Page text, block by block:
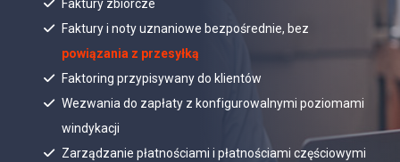
Faktury zbiorcze
Faktury i noty uznaniowe bezpośrednie, bez
powiązania z przesyłką
Faktoring przypisywany do klientów
Wezwania do zapłaty z konfigurowalnymi poziomami
windykacji
Zarządzanie płatnościami i płatnościami częściowymi